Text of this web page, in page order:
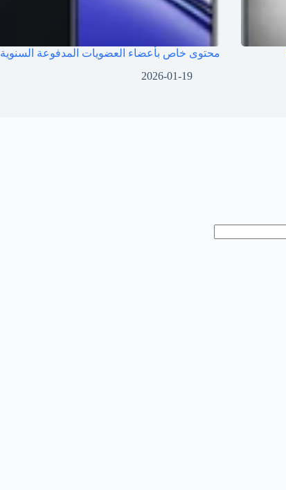
محتوى خاص بأعضاء العضويات المدفوعة السنوية
2026-01-19